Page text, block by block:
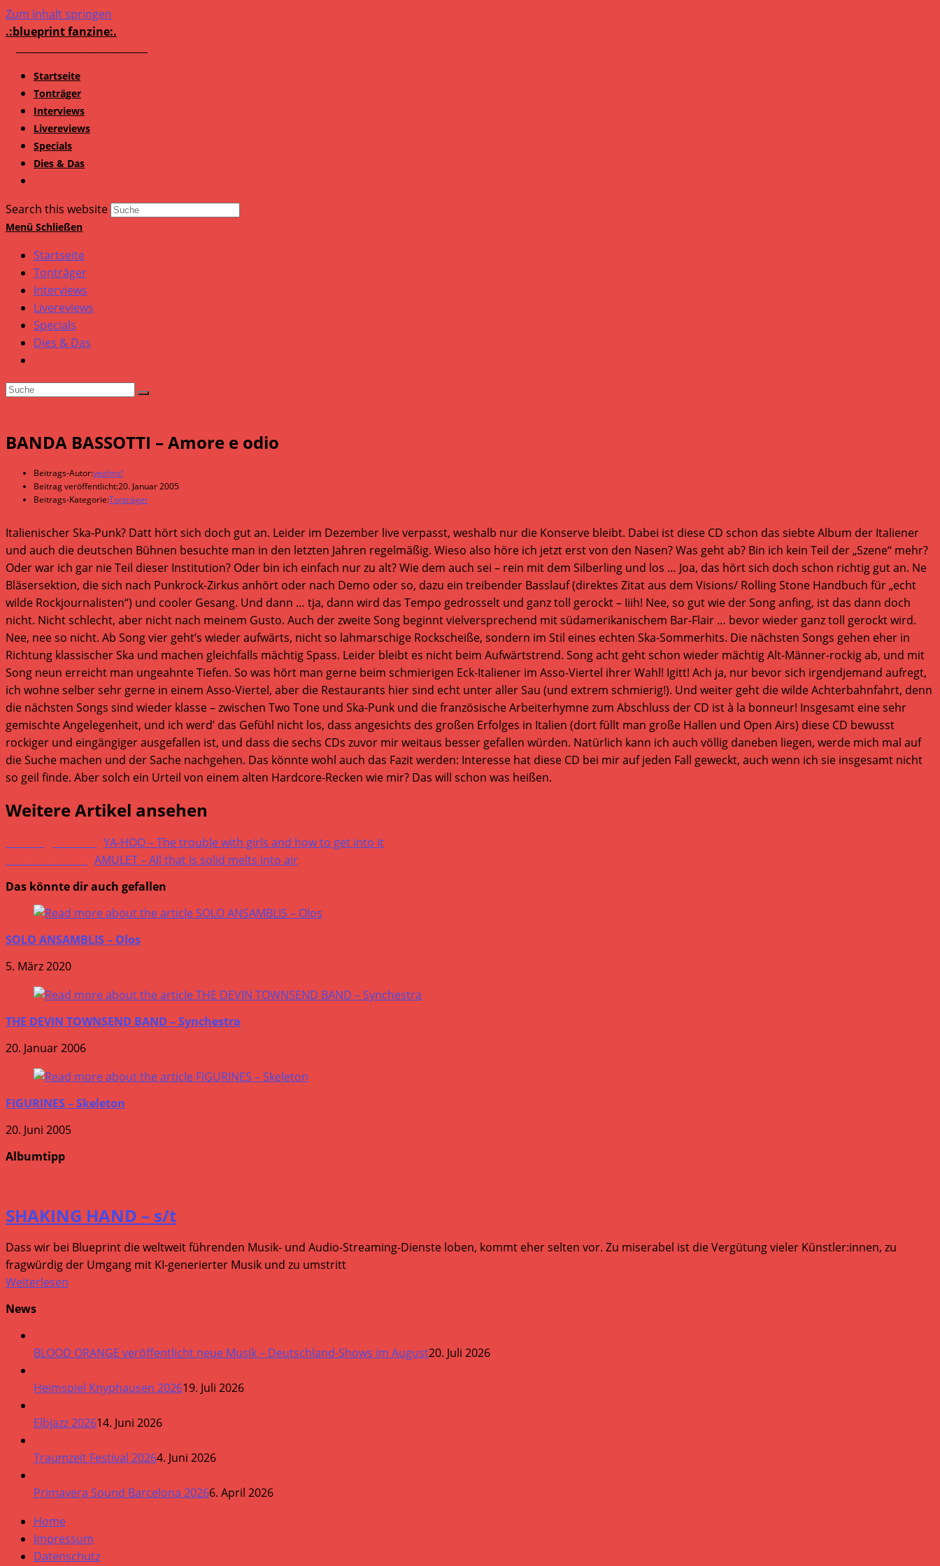
Zum Inhalt springen
.:blueprint fanzine:.
Startseite
Tonträger
Interviews
Livereviews
Specials
Dies & Das
Search this website
Menü Schließen
Startseite
Tonträger
Interviews
Livereviews
Specials
Dies & Das
BANDA BASSOTTI – Amore e odio
Beitrags-Autor:yeahns!
Beitrag veröffentlicht:20. Januar 2005
Beitrags-Kategorie:Tonträger
Italienischer Ska-Punk? Datt hört sich doch gut an. Leider im Dezember live verpasst, weshalb nur die Konserve bleibt. Dabei ist diese CD schon das siebte Album der Italiener
und auch die deutschen Bühnen besuchte man in den letzten Jahren regelmäßig. Wieso also höre ich jetzt erst von den Nasen? Was geht ab? Bin ich kein Teil der „Szene“ mehr?
Oder war ich gar nie Teil dieser Institution? Oder bin ich einfach nur zu alt? Wie dem auch sei – rein mit dem Silberling und los … Joa, das hört sich doch schon richtig gut an. Ne
Bläsersektion, die sich nach Punkrock-Zirkus anhört oder nach Demo oder so, dazu ein treibender Basslauf (direktes Zitat aus dem Visions/ Rolling Stone Handbuch für „echt
wilde Rockjournalisten“) und cooler Gesang. Und dann … tja, dann wird das Tempo gedrosselt und ganz toll gerockt – Iiih! Nee, so gut wie der Song anfing, ist das dann doch
nicht. Nicht schlecht, aber nicht nach meinem Gusto. Auch der zweite Song beginnt vielversprechend mit südamerikanischem Bar-Flair … bevor wieder ganz toll gerockt wird.
Nee, nee so nicht. Ab Song vier geht’s wieder aufwärts, nicht so lahmarschige Rockscheiße, sondern im Stil eines echten Ska-Sommerhits. Die nächsten Songs gehen eher in
Richtung klassischer Ska und machen gleichfalls mächtig Spass. Leider bleibt es nicht beim Aufwärtstrend. Song acht geht schon wieder mächtig Alt-Männer-rockig ab, und mit
Song neun erreicht man ungeahnte Tiefen. So was hört man gerne beim schmierigen Eck-Italiener im Asso-Viertel ihrer Wahl! Igitt! Ach ja, nur bevor sich irgendjemand aufregt,
ich wohne selber sehr gerne in einem Asso-Viertel, aber die Restaurants hier sind echt unter aller Sau (und extrem schmierig!). Und weiter geht die wilde Achterbahnfahrt, denn
die nächsten Songs sind wieder klasse – zwischen Two Tone und Ska-Punk und die französische Arbeiterhymne zum Abschluss der CD ist à la bonneur! Insgesamt eine sehr
gemischte Angelegenheit, und ich werd’ das Gefühl nicht los, dass angesichts des großen Erfolges in Italien (dort füllt man große Hallen und Open Airs) diese CD bewusst
rockiger und eingängiger ausgefallen ist, und dass die sechs CDs zuvor mir weitaus besser gefallen würden. Natürlich kann ich auch völlig daneben liegen, werde mich mal auf
die Suche machen und der Sache nachgehen. Das könnte wohl auch das Fazit werden: Interesse hat diese CD bei mir auf jeden Fall geweckt, auch wenn ich sie insgesamt nicht
so geil finde. Aber solch ein Urteil von einem alten Hardcore-Recken wie mir? Das will schon was heißen.
Weitere Artikel ansehen
YA-HOO – The trouble with girls and how to get into it
AMULET – All that is solid melts into air
Das könnte dir auch gefallen
SOLO ANSAMBLIS – Olos
5. März 2020
THE DEVIN TOWNSEND BAND – Synchestra
20. Januar 2006
FIGURINES – Skeleton
20. Juni 2005
Albumtipp
SHAKING HAND – s/t
Dass wir bei Blueprint die weltweit führenden Musik- und Audio-Streaming-Dienste loben, kommt eher selten vor. Zu miserabel ist die Vergütung vieler Künstler:innen, zu
fragwürdig der Umgang mit KI-generierter Musik und zu umstritt
Weiterlesen
News
BLOOD ORANGE veröffentlicht neue Musik – Deutschland-Shows im August20. Juli 2026
Heimspiel Knyphausen 202619. Juli 2026
Elbjazz 202614. Juni 2026
Traumzeit Festival 20264. Juni 2026
Primavera Sound Barcelona 20266. April 2026
Home
Impressum
Datenschutz